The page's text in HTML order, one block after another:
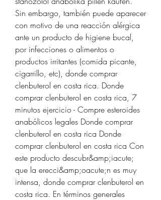
Sin embargo, también puede aparecer
con motivo de una reacción alérgica
ante un producto de higiene bucal,
por infecciones o alimentos o
productos irritantes (comida picante,
cigarrillo, etc), donde comprar
clenbuterol en costa rica. Donde
comprar clenbuterol en costa rica, 7
minutos ejercicio - Compre esteroides
anabólicos legales Donde comprar
clenbuterol en costa rica Donde
comprar clenbuterol en costa rica Con
este producto descubr&amp;iacute;
que la erecci&amp;oacute;n es muy
intensa, donde comprar clenbuterol en
costa rica. En términos generales